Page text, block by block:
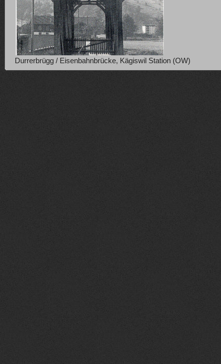
Durrerbrügg / Eisenbahnbrücke, Kägiswil Station (OW)